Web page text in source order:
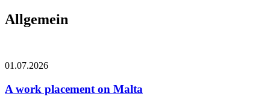
Allgemein
01.07.2026
A work placement on Malta